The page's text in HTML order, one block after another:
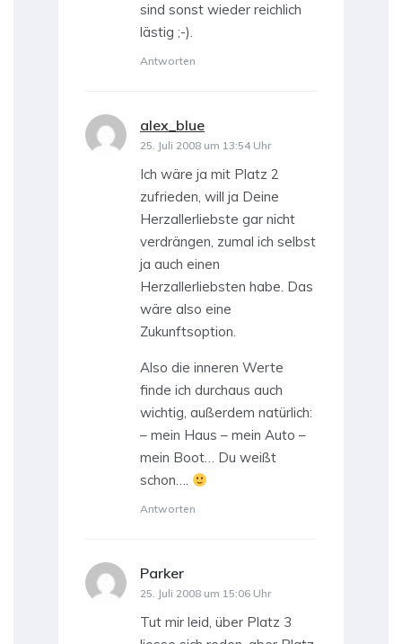
sind sonst wieder reichlich
lästig ;-).
Antworten
alex_blue
25. Juli 2008 um 13:54 Uhr
Ich wäre ja mit Platz 2
zufrieden, will ja Deine
Herzallerliebste gar nicht
verdrängen, zumal ich selbst
ja auch einen
Herzallerliebsten habe. Das
wäre also eine
Zukunftsoption.
Also die inneren Werte
finde ich durchaus auch
wichtig, außerdem natürlich:
– mein Haus – mein Auto –
mein Boot… Du weißt
schon….
Antworten
Parker
25. Juli 2008 um 15:06 Uhr
Tut mir leid, über Platz 3